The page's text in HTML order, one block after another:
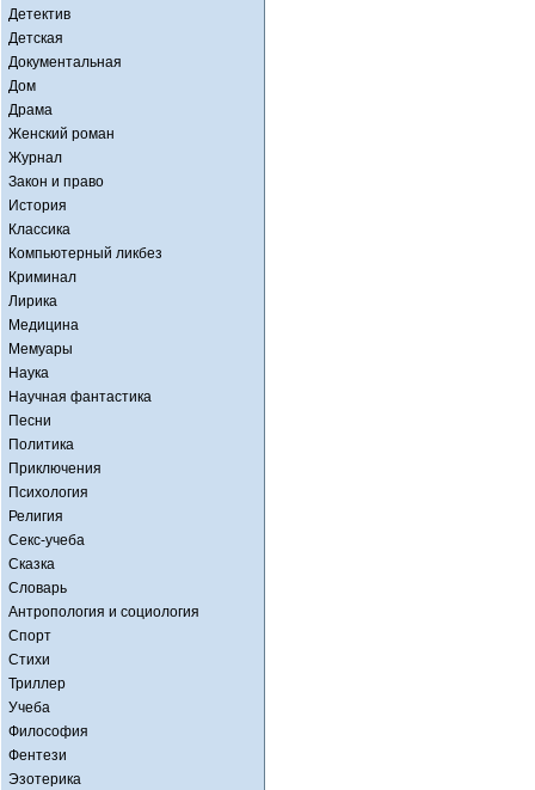
Детектив
Детская
Документальная
Дом
Драма
Женский роман
Журнал
Закон и право
История
Классика
Компьютерный ликбез
Криминал
Лирика
Медицина
Мемуары
Наука
Научная фантастика
Песни
Политика
Приключения
Психология
Религия
Секс-учеба
Сказка
Словарь
Антропология и социология
Спорт
Стихи
Триллер
Учеба
Философия
Фентези
Эзотерика